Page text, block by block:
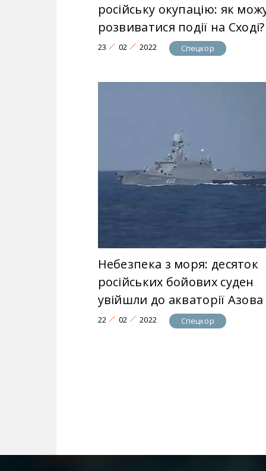
російську окупацію: як
розвиватися події на Сході?
23 02 2022 Спецкор
Небезпека з моря: десяток
російських бойових суден
увійшли до акваторії Азова
22 02 2022 Спецкор